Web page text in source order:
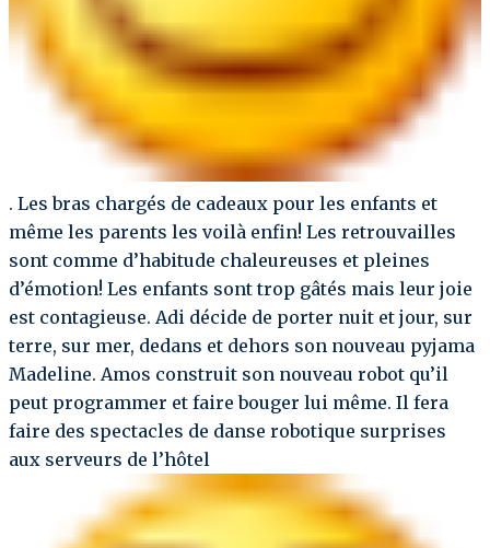
. Les bras chargés de cadeaux pour les enfants et
même les parents les voilà enfin! Les retrouvailles
sont comme d’habitude chaleureuses et pleines
d’émotion! Les enfants sont trop gâtés mais leur joie
est contagieuse. Adi décide de porter nuit et jour, sur
terre, sur mer, dedans et dehors son nouveau pyjama
Madeline. Amos construit son nouveau robot qu’il
peut programmer et faire bouger lui même. Il fera
faire des spectacles de danse robotique surprises
aux serveurs de l’hôtel